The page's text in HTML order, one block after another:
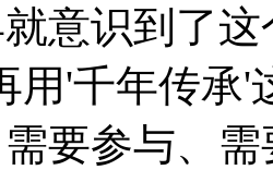
意识到了
用'千年传承'
要参与、